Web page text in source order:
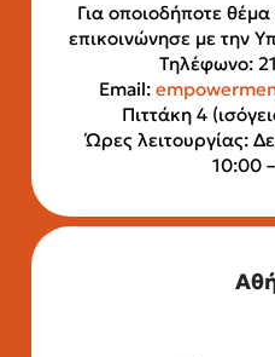
Για οποιοδήποτε θέμα
επικοινώνησε με την
Τηλέφωνο:
Email:
Πιττάκη 4
Ώρες λειτουργίας:
10:00